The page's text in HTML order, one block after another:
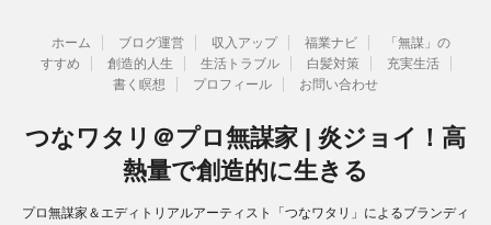
ホーム ブログ運営 収入アップ 福業ナビ
「無謀」の
すすめ
創造的人生 生活トラブル 白髪対策
充実生活
書く瞑想
プロフィール お問い合わせ
つなワタリ＠プロ無謀家 | 炎ジョイ！高
熱量で創造的に生きる
プロ無謀家＆エディトリアルアーティスト「つなワタリ」によるブランディ